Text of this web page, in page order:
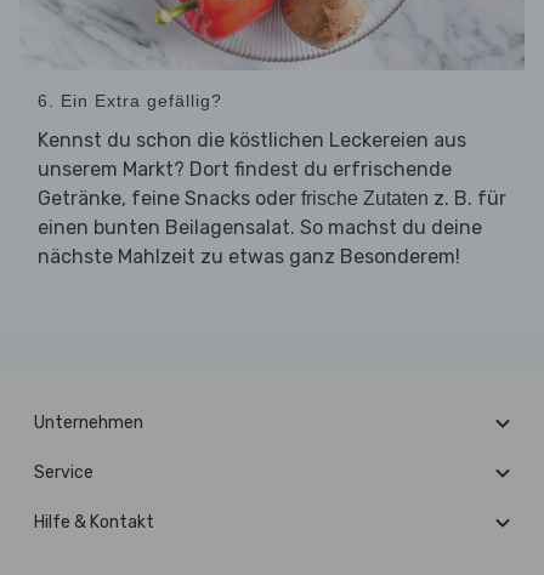
6. Ein Extra gefällig?
Kennst du schon die köstlichen Leckereien aus
unserem Markt? Dort findest du erfrischende
Getränke, feine Snacks oder frische Zutaten z. B. für
einen bunten Beilagensalat. So machst du deine
nächste Mahlzeit zu etwas ganz Besonderem!
Unternehmen
Service
Hilfe & Kontakt